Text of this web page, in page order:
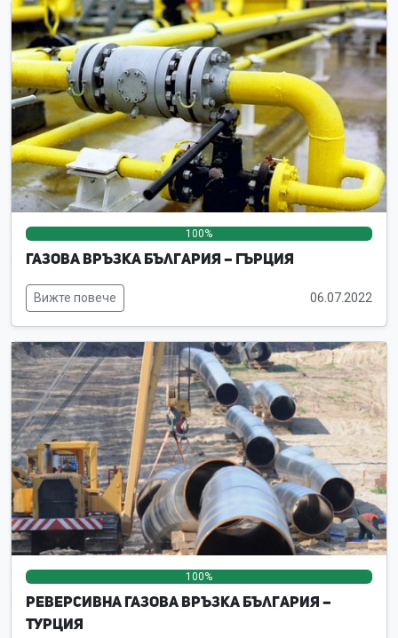
100%
Газова връзка България – Гърция
Вижте повече 06.07.2022
100%
Реверсивна Газова връзка България –
Турция